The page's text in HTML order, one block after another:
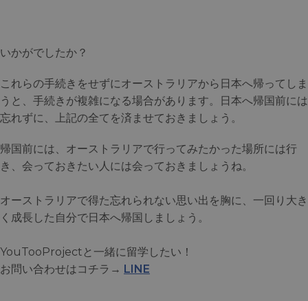
いかがでしたか？
これらの手続きをせずにオーストラリアから日本へ帰ってしま
うと、手続きが複雑になる場合があります。日本へ帰国前には
忘れずに、上記の全てを済ませておきましょう。
帰国前には、オーストラリアで行ってみたかった場所には行
き、会っておきたい人には会っておきましょうね。
オーストラリアで得た忘れられない思い出を胸に、一回り大き
く成長した自分で日本へ帰国しましょう。
YouTooProjectと一緒に留学したい！
お問い合わせはコチラ→ LINE